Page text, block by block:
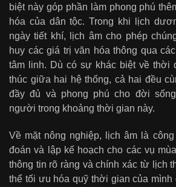
biệt này góp phần làm phong phú
hóa của dân tộc. Trong khi lịch
ngày tiết khí, lịch âm cho phép
huy các giá trị văn hóa thông qua
tâm linh. Dù có sự khác biệt về thời
thúc giữa hai hệ thống, cả hai đều
đầy đủ và phong phú cho đời
người trong khoảng thời gian này.
Về mặt nông nghiệp, lịch âm là
đoán và lập kế hoạch cho các vụ
thông tin rõ ràng và chính xác từ lịch
thể tối ưu hóa quỹ thời gian của mình